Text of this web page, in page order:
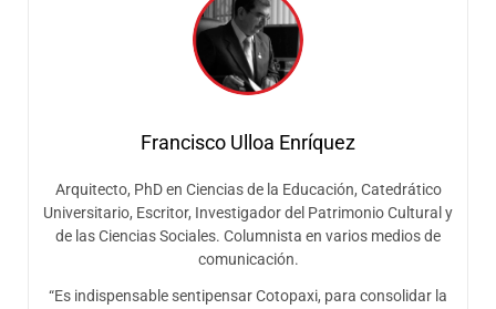
Francisco Ulloa Enríquez
Arquitecto, PhD en Ciencias de la Educación, Catedrático
Universitario, Escritor, Investigador del Patrimonio Cultural y
de las Ciencias Sociales. Columnista en varios medios de
comunicación.
“Es indispensable sentipensar Cotopaxi, para consolidar la